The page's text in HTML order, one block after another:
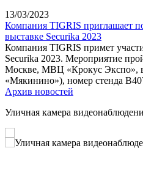
13/03/2023
Компания TIGRIS приглашает
выставке Securika 2023
Компания TIGRIS примет
Securika 2023. Мероприятие
Москве, МВЦ «Крокус Экспо»,
«Мякинино»), номер стенда
Архив новостей
Уличная камера